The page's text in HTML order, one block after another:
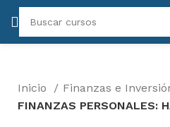
Inicio
Finanzas e
FINANZAS PERSONALES: